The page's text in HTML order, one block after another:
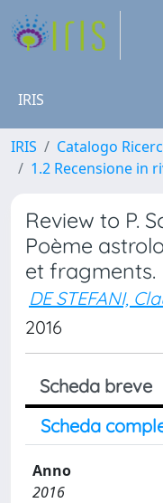
IRIS
IRIS Catalogo
1.2 Recensione in
Review to P.
Poème
et fragments.
DE STEFANI,
2016
Scheda breve
Scheda
Anno
2016